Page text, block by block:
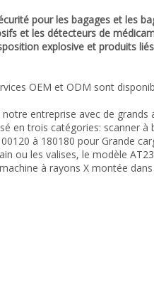
pour les bagages et les
et les détecteurs de
explosive et produits
OEM et ODM sont
entreprise avec de grands
en trois catégories: scanner à
à 180180 pour Grande
ou les valises, le modèle
à rayons X montée